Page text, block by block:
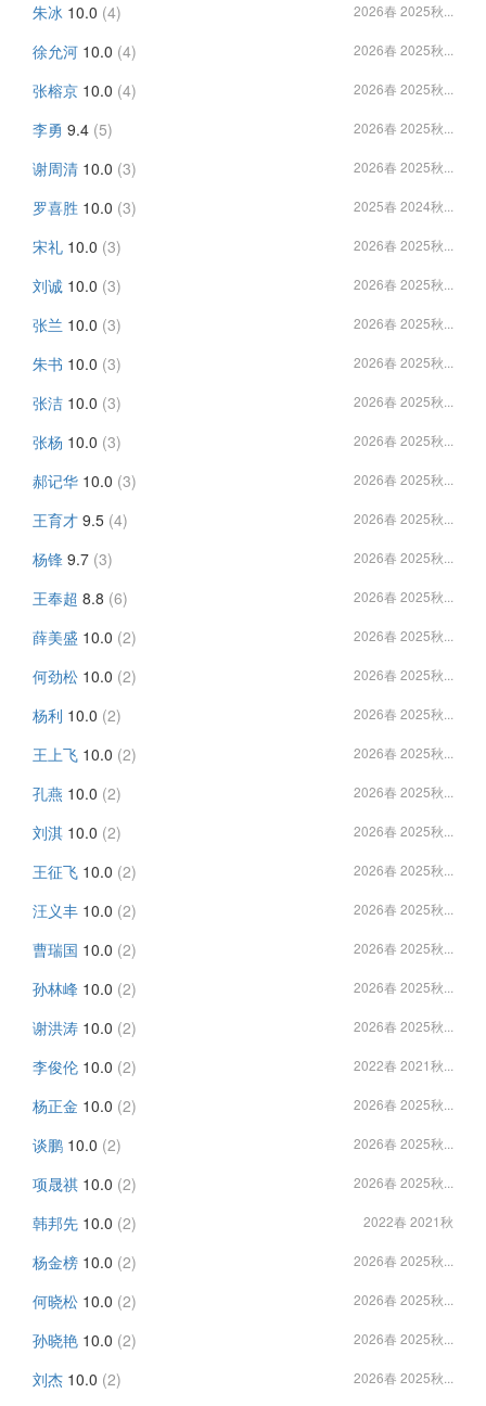
朱冰 10.0 (4) 2026春 2025秋...
徐允河 10.0 (4) 2026春 2025秋...
张榕京 10.0 (4) 2026春 2025秋...
李勇 9.4 (5) 2026春 2025秋...
谢周清 10.0 (3) 2026春 2025秋...
罗喜胜 10.0 (3) 2025春 2024秋...
宋礼 10.0 (3) 2026春 2025秋...
刘诚 10.0 (3) 2026春 2025秋...
张兰 10.0 (3) 2026春 2025秋...
朱书 10.0 (3) 2026春 2025秋...
张洁 10.0 (3) 2026春 2025秋...
张杨 10.0 (3) 2026春 2025秋...
郝记华 10.0 (3) 2026春 2025秋...
王育才 9.5 (4) 2026春 2025秋...
杨锋 9.7 (3) 2026春 2025秋...
王奉超 8.8 (6) 2026春 2025秋...
薛美盛 10.0 (2) 2026春 2025秋...
何劲松 10.0 (2) 2026春 2025秋...
杨利 10.0 (2) 2026春 2025秋...
王上飞 10.0 (2) 2026春 2025秋...
孔燕 10.0 (2) 2026春 2025秋...
刘淇 10.0 (2) 2026春 2025秋...
王征飞 10.0 (2) 2026春 2025秋...
汪义丰 10.0 (2) 2026春 2025秋...
曹瑞国 10.0 (2) 2026春 2025秋...
孙林峰 10.0 (2) 2026春 2025秋...
谢洪涛 10.0 (2) 2026春 2025秋...
李俊伦 10.0 (2) 2022春 2021秋...
杨正金 10.0 (2) 2026春 2025秋...
谈鹏 10.0 (2) 2026春 2025秋...
项晟祺 10.0 (2) 2026春 2025秋...
韩邦先 10.0 (2) 2022春 2021秋
杨金榜 10.0 (2) 2026春 2025秋...
何晓松 10.0 (2) 2026春 2025秋...
孙晓艳 10.0 (2) 2026春 2025秋...
刘杰 10.0 (2) 2026春 2025秋...